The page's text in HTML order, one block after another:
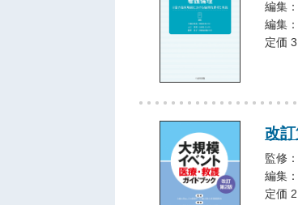
編集
編集
定価
改
監修
編集
定価